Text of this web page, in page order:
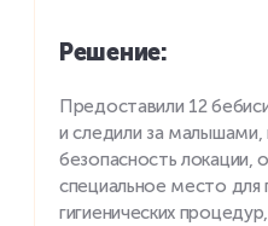
Решeние:
Предоставили 12
и следили за малышами,
безопасность локации,
специальное место для
гигиенических